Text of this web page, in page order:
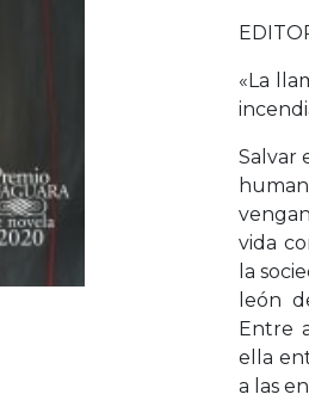
«La
Salvar
vida
la
león
Entre
ella
a las